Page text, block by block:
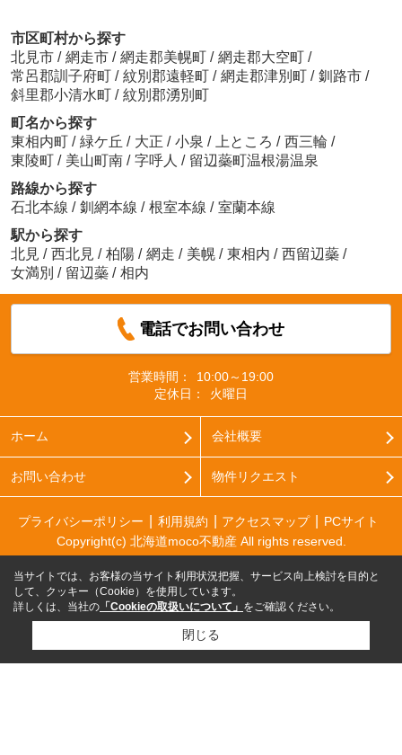
市区町村から探す
北見市 / 網走市 / 網走郡美幌町 / 網走郡大空町 /
常呂郡訓子府町 / 紋別郡遠軽町 / 網走郡津別町 / 釧路市 /
斜里郡小清水町 / 紋別郡湧別町
町名から探す
東相内町 / 緑ケ丘 / 大正 / 小泉 / 上ところ / 西三輪 /
東陵町 / 美山町南 / 字呼人 / 留辺蘂町温根湯温泉
路線から探す
石北本線 / 釧網本線 / 根室本線 / 室蘭本線
駅から探す
北見 / 西北見 / 柏陽 / 網走 / 美幌 / 東相内 / 西留辺蘂 /
女満別 / 留辺蘂 / 相内
電話でお問い合わせ
営業時間：
10:00～19:00
定休日：
火曜日
ホーム 会社概要
お問い合わせ 物件リクエスト
プライバシーポリシー 利用規約 アクセスマップ
PCサイト
Copyright(c) 北海道moco不動産 All rights reserved.
当サイトでは、お客様の当サイト利用状況把握、サービス向上検討を目的と
して、クッキー（Cookie）を使用しています。
詳しくは、当社の 「Cookieの取扱いについて」 をご確認ください。
閉じる